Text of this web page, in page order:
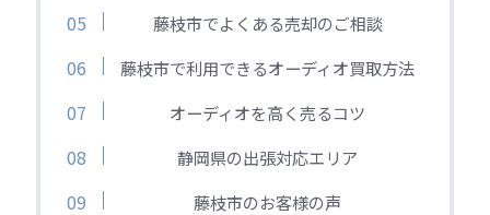
藤枝市でよくある売却のご相談
藤枝市で利用できるオーディオ買取方法
オーディオを高く売るコツ
静岡県の出張対応エリア
藤枝市のお客様の声